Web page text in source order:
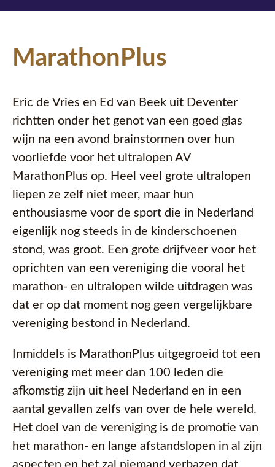
MarathonPlus
Eric de Vries en Ed van Beek uit Deventer
richtten onder het genot van een goed glas
wijn na een avond brainstormen over hun
voorliefde voor het ultralopen AV
MarathonPlus op. Heel veel grote ultralopen
liepen ze zelf niet meer, maar hun
enthousiasme voor de sport die in Nederland
eigenlijk nog steeds in de kinderschoenen
stond, was groot. Een grote drijfveer voor het
oprichten van een vereniging die vooral het
marathon- en ultralopen wilde uitdragen was
dat er op dat moment nog geen vergelijkbare
vereniging bestond in Nederland.
Inmiddels is MarathonPlus uitgegroeid tot een
vereniging met meer dan 100 leden die
afkomstig zijn uit heel Nederland en in een
aantal gevallen zelfs van over de hele wereld.
Het doel van de vereniging is de promotie van
het marathon- en lange afstandslopen in al zijn
aspecten en het zal niemand verbazen dat